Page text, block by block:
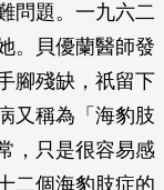
問題。一九六二
。貝優蘭醫師發
腳殘缺，祇留下
又稱為「海豹肢
，只是很容易感
二個海豹肢症的